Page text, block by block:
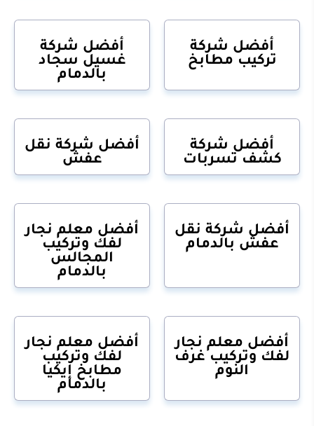
أفضل شركة
تركيب مطابخ
أفضل شركة
غسيل سجاد
بالدمام
أفضل شركة
كشف تسربات
أفضل شركة نقل
عفش
أفضل شركة نقل
عفش بالدمام
أفضل معلم نجار
لفك وتركيب
المجالس
بالدمام
أفضل معلم نجار
لفك وتركيب غرف
النوم
أفضل معلم نجار
لفك وتركيب
مطابخ إيكيا
بالدمام